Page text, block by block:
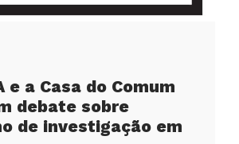
e a Casa do Comum
debate sobre
de investigação em